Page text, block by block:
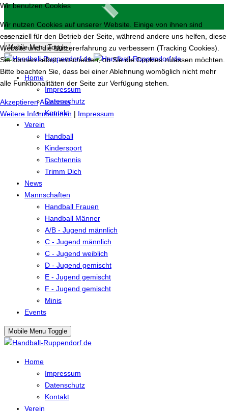
Mobile Menu Toggle
Home
Impressum
Datenschutz
Kontakt
Verein
Handball
Kindersport
Tischtennis
Trimm Dich
News
Mannschaften
Handball Frauen
Handball Männer
A/B - Jugend männlich
C - Jugend männlich
C - Jugend weiblich
D - Jugend gemischt
E - Jugend gemischt
F - Jugend gemischt
Minis
Events
Mobile Menu Toggle
Home
Impressum
Datenschutz
Kontakt
Verein
Wir benutzen Cookies
Wir nutzen Cookies auf unserer Website. Einige von ihnen sind
essenziell für den Betrieb der Seite, während andere uns helfen, diese
Website und die Nutzererfahrung zu verbessern (Tracking Cookies).
Sie können selbst entscheiden, ob Sie die Cookies zulassen möchten.
Bitte beachten Sie, dass bei einer Ablehnung womöglich nicht mehr
alle Funktionalitäten der Seite zur Verfügung stehen.
AkzeptierenAblehnen
Weitere Informationen | Impressum